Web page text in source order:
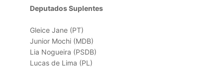
Deputados Suplentes
Gleice Jane (PT)
Junior Mochi (MDB)
Lia Nogueira (PSDB)
Lucas de Lima (PL)